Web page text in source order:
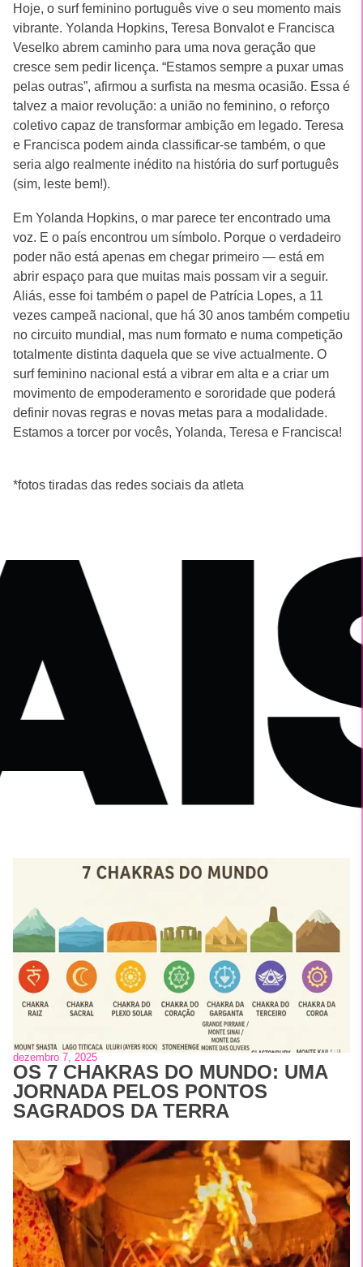
Hoje, o surf feminino português vive o seu momento mais
vibrante. Yolanda Hopkins, Teresa Bonvalot e Francisca
Veselko abrem caminho para uma nova geração que
cresce sem pedir licença. “Estamos sempre a puxar umas
pelas outras”, afirmou a surfista na mesma ocasião. Essa é
talvez a maior revolução: a união no feminino, o reforço
coletivo capaz de transformar ambição em legado. Teresa
e Francisca podem ainda classificar-se também, o que
seria algo realmente inédito na história do surf português
(sim, leste bem!).
Em Yolanda Hopkins, o mar parece ter encontrado uma
voz. E o país encontrou um símbolo. Porque o verdadeiro
poder não está apenas em chegar primeiro — está em
abrir espaço para que muitas mais possam vir a seguir.
Aliás, esse foi também o papel de Patrícia Lopes, a 11
vezes campeã nacional, que há 30 anos também competiu
no circuito mundial, mas num formato e numa competição
totalmente distinta daquela que se vive actualmente. O
surf feminino nacional está a vibrar em alta e a criar um
movimento de empoderamento e sororidade que poderá
definir novas regras e novas metas para a modalidade.
Estamos a torcer por vocês, Yolanda, Teresa e Francisca!
*fotos tiradas das redes sociais da atleta
dezembro 7, 2025
OS 7 CHAKRAS DO MUNDO: UMA
JORNADA PELOS PONTOS
SAGRADOS DA TERRA